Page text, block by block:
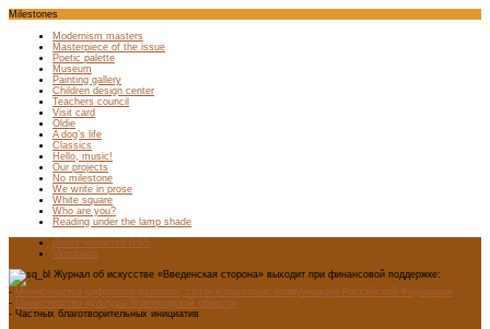
Milestones
Modernism masters
Masterpiece of the issue
Poetic palette
Museum
Painting gallery
Children design center
Teachers council
Visit card
Oldie
A dog’s life
Classics
Hello, music!
Our projects
No milestone
We write in prose
White square
Who are you?
Reading under the lamp shade
Лента новостей RSS
Vkontakte
Журнал об искусстве «Введенская сторона» выходит при финансовой поддержке:
- Министерства цифрового развития, связи и массовых коммуникаций Российской Федерации
- Министерство культуры Новгородской области
- Частных благотворительных инициатив